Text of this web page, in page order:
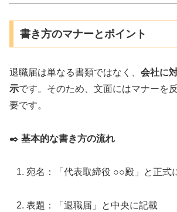
書き方のマナーとポイント
退職届は単なる書類ではなく、 会社に
示です。そのため、文面にはマナーを
要です。
✒️ 基本的な書き方の流れ
宛名：「代表取締役 ○○殿」と正式
表題：「退職届」と中央に記載